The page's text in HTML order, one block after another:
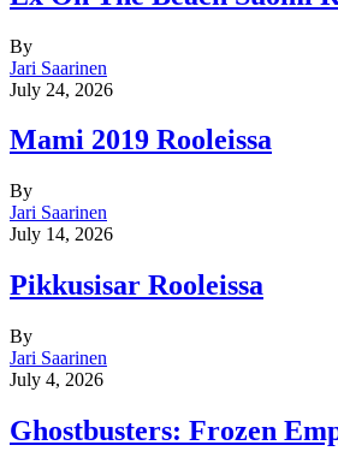
By
Jari Saarinen
July 24, 2026
Mami 2019 Rooleissa
By
Jari Saarinen
July 14, 2026
Pikkusisar Rooleissa
By
Jari Saarinen
July 4, 2026
Ghostbusters: Frozen